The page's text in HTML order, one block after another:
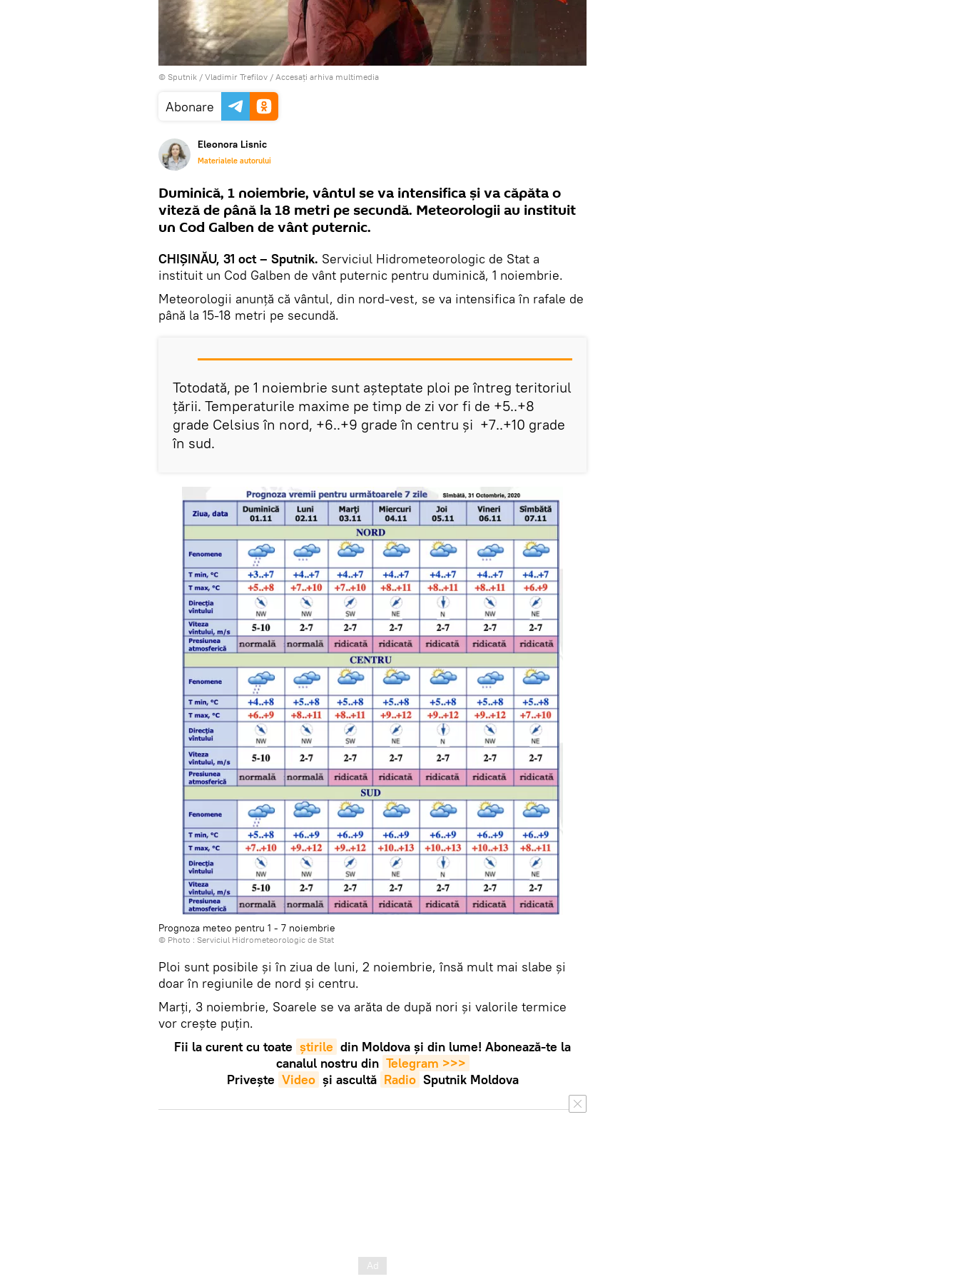
© Sputnik / Vladimir Trefilov / Accesați arhiva multimedia
Abonare
Eleonora Lisnic
Materialele autorului
Duminică, 1 noiembrie, vântul se va intensifica și va căpăta o
viteză de până la 18 metri pe secundă. Meteorologii au instituit
un Cod Galben de vânt puternic.
CHIȘINĂU, 31 oct – Sputnik. Serviciul Hidrometeorologic de Stat a
instituit un Cod Galben de vânt puternic pentru duminică, 1 noiembrie.
Meteorologii anunță că vântul, din nord-vest, se va intensifica în rafale de
până la 15-18 metri pe secundă.
Totodată, pe 1 noiembrie sunt așteptate ploi pe întreg teritoriul
țării. Temperaturile maxime pe timp de zi vor fi de +5..+8
grade Celsius în nord, +6..+9 grade în centru și +7..+10 grade
în sud.
Prognoza meteo pentru 1 - 7 noiembrie
© Photo : Serviciul Hidrometeorologic de Stat
Ploi sunt posibile și în ziua de luni, 2 noiembrie, însă mult mai slabe și
doar în regiunile de nord și centru.
Marți, 3 noiembrie, Soarele se va arăta de după nori și valorile termice
vor crește puțin.
Fii la curent cu toate știrile din Moldova și din lume! Abonează-te la
canalul nostru din Telegram >>>
Privește Video și ascultă Radio Sputnik Moldova